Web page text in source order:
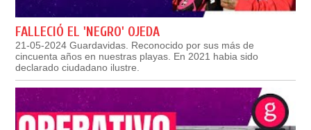
FALLECIÓ EL 'NEGRO' OJEDA
21-05-2024 Guardavidas. Reconocido por sus más de
cincuenta años en nuestras playas. En 2021 habia sido
declarado ciudadano ilustre.